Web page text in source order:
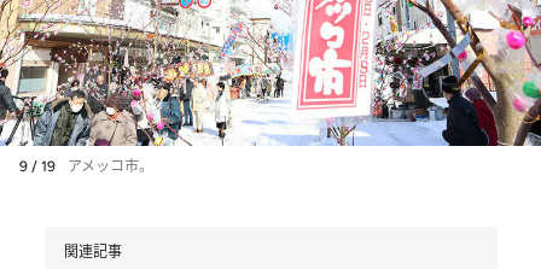
9 / 19 アメッコ市。
関連記事